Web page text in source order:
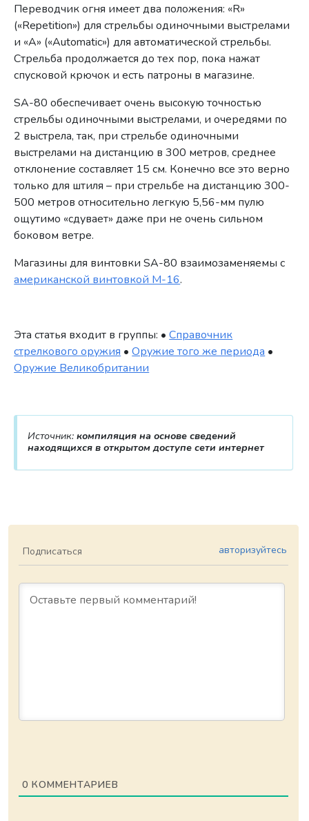
Переводчик огня имеет два положения: «R»
(«Repetition») для стрельбы одиночными выстрелами
и «А» («Automatic») для автоматической стрельбы.
Стрельба продолжается до тех пор, пока нажат
спусковой крючок и есть патроны в магазине.
SA-80 обеспечивает очень высокую точностью
стрельбы одиночными выстрелами, и очередями по
2 выстрела, так, при стрельбе одиночными
выстрелами на дистанцию в 300 метров, среднее
отклонение составляет 15 см. Конечно все это верно
только для штиля – при стрельбе на дистанцию 300-
500 метров относительно легкую 5,56-мм пулю
ощутимо «сдувает» даже при не очень сильном
боковом ветре.
Магазины для винтовки SA-80 взаимозаменяемы с
американской винтовкой M-16.
Эта статья входит в группы: •Справочник
стрелкового оружия •Оружие того же периода •
Оружие Великобритании
Источник: компиляция на основе сведений
находящихся в открытом доступе сети интернет
Подписаться авторизуйтесь
0 КОММЕНТАРИЕВ